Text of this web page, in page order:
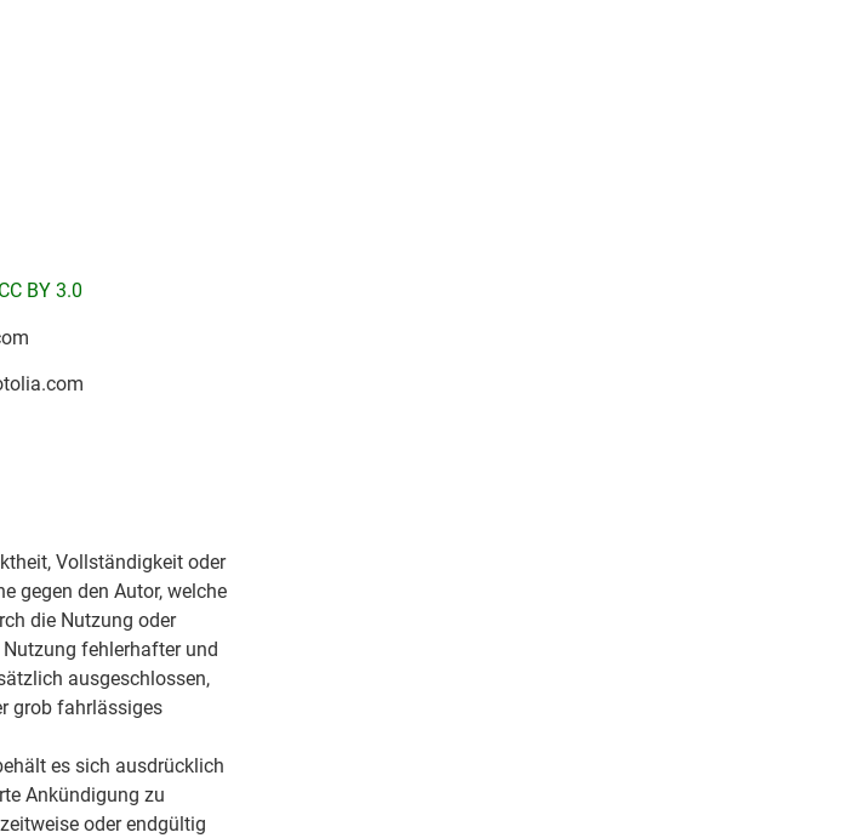
CC BY 3.0
Vollständigkeit oder
gegen den Autor, welche
die Nutzung oder
fehlerhafter und
ausgeschlossen,
grob fahrlässiges
es sich ausdrücklich
Ankündigung zu
oder endgültig